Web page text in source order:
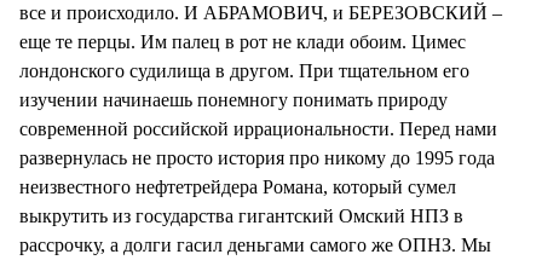
все и происходило. И АБРАМОВИЧ, и БЕРЕЗОВСКИЙ –
еще те перцы. Им палец в рот не клади обоим. Цимес
лондонского судилища в другом. При тщательном его
изучении начинаешь понемногу понимать природу
современной российской иррациональности. Перед нами
развернулась не просто история про никому до 1995 года
неизвестного нефтетрейдера Романа, который сумел
выкрутить из государства гигантский Омский НПЗ в
рассрочку, а долги гасил деньгами самого же ОПНЗ. Мы